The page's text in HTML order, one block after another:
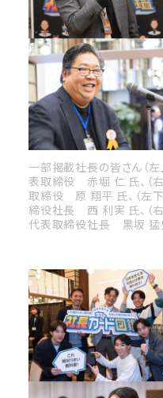
一部掲載社長の皆さん（
表取締役 赤堀 仁 氏、（
取締役 原 翔平 氏、（左
締役社長 西 利実 氏、（
代表取締役社長 黒坂 猛